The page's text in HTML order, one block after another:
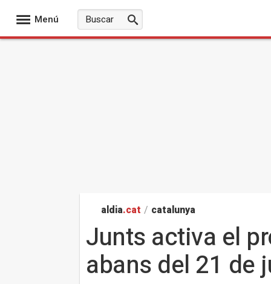
Menú
aldia.cat / catalunya
Junts activa el
abans del 21 de